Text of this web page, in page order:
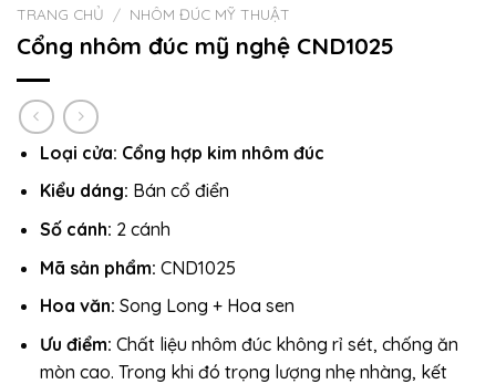
TRANG CHỦ / NHÔM ĐÚC MỸ THUẬT
Cổng nhôm đúc mỹ nghệ CND1025
Loại cửa: Cổng hợp kim nhôm đúc
Kiểu dáng: Bán cổ điển
Số cánh: 2 cánh
Mã sản phẩm: CND1025
Hoa văn: Song Long + Hoa sen
Ưu điểm: Chất liệu nhôm đúc không rỉ sét, chống ăn
mòn cao. Trong khi đó trọng lượng nhẹ nhàng, kết